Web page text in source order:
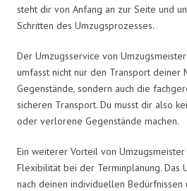
steht dir von Anfang an zur Seite und
Schritten des Umzugsprozesses.
Der Umzugsservice von
umfasst nicht nur den Transport deiner
Gegenstände, sondern auch die
sicheren Transport. Du musst dir also
oder verlorene Gegenstände machen.
Ein weiterer Vorteil von
Flexibilität bei der Terminplanung. Das
nach deinen individuellen